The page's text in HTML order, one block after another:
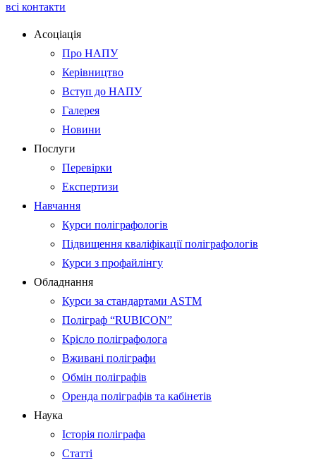
всі контакти
Асоціація
Про НАПУ
Керівництво
Вступ до НАПУ
Галерея
Новини
Послуги
Перевірки
Експертизи
Навчання
Курси поліграфологів
Підвищення кваліфікації поліграфологів
Курси з профайлінгу
Обладнання
Курси за стандартами ASTM
Поліграф “RUBICON”
Крісло поліграфолога
Вживані поліграфи
Обмін поліграфів
Оренда поліграфів та кабінетів
Наука
Історія поліграфа
Статті